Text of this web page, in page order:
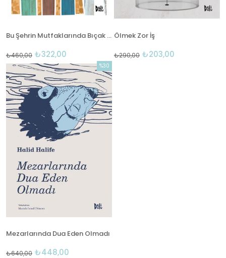
Bu Şehrin Mutfaklarında Bıçak Yok
₺322,00
₺460,00
Ölmek Zor İş
₺203,00
₺290,00
Mezarlarında Dua Eden Olmadı
₺448,00
₺640,00
%30
İndirim
%30İndirim